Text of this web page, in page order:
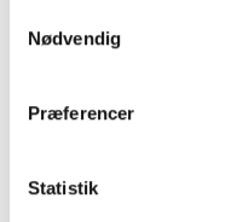
Nødvendig
Præferencer
Statistik